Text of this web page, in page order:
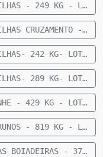
NOVILHAS - 249 KG - LOTE E32- 27 FÊMEAS ANELORADAS 12 A 15 MESES- 249 KG- 73 KM DE CAMAPUÃ
NOVILHAS CRUZAMENTO - 336 KG - LOTE E06 - 33 FÊMEAS MEIO SANGUE CHAROLÊS 12 A 15 MESES - 336 KG - 36KM DE CAMAPUÃ
NOVILHAS- 242 KG- LOTE E22- 23 FEMEAS NELORE- 12 A 15 MESES- 242 KG- 70 KM DE CAMAPUA SENTIDO FIGUEIRAO
NOVILHAS- 289 KG- LOTE E20- 40 FEMEAS NELORE- 18 A 24 MESES- 289 KG- 70 KM DE CAMAPUA SENTIDO FIGUEIRAO
PRENHE - 429 KG - LOTE E86 - 18 FÊMEAS NELORE PRENHE (TERÇO FINAL) - 429 KG - 50 KM DE CAMAPUÃ SENTIDO PARAISO DAS AGUAS
TOURUNOS - 819 KG - LOTE E60 - 5 TOURUNOS NELORE - 819 KG - 36 KM DE CAMAPUÃ
VACAS BOIADEIRAS - 374 KG - LOTE E92 - 30 VACAS BOIADEIRAS NELORE - 374 KG - 50 KM DE CAMAPUÃ SENTIDO PARAÍSO